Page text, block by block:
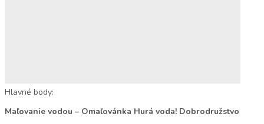
Hlavné body:
Maľovanie vodou – Omaľovánka Hurá voda! Dobrodružstvo